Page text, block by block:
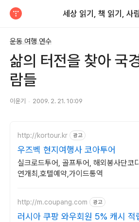
세상 읽기, 책 읽기, 사
운동 여행 연수
삶의 터전을 찾아 국
람들
이윤기 2009. 2. 21. 10:09
http://kortour.kr 광고
우즈벡 현지여행사 코아투어
실크로드투어, 골프투어, 해외봉사단코
연개최,호텔예약,가이드통역
http://m.coupang.com 광고
러시아 쿠팡 와우회원 5% 캐시 적